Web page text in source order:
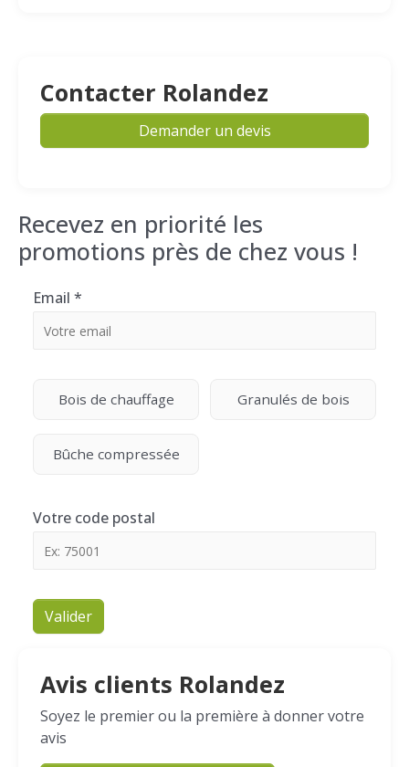
Contacter Rolandez
Demander un devis
Recevez en priorité les
promotions près de chez vous !
Email *
Bois de chauffage Granulés de bois
Bûche compressée
Votre code postal
Valider
Avis clients Rolandez
Soyez le premier ou la première à donner votre
avis